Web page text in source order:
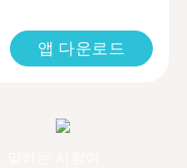
앱 다운로드